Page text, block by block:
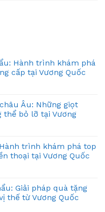
Hành trình khám phá
cấp tại Vương Quốc
Âu: Những giọt
thể bỏ lỡ tại Vương
trình khám phá top
thoại tại Vương Quốc
Giải pháp quà tặng
thế từ Vương Quốc